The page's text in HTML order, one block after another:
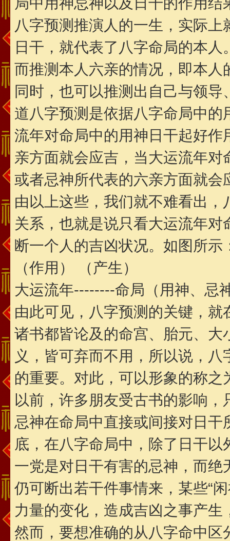
八字预测推演人的一生，实际
日干，就代表了八字命局的本
而推测本人六亲的情况，即本
同时，也可以推测出自己与领
道八字预测是依据八字命局中
流年对命局中的用神日干起好
亲方面就会应吉，当大运流年
或者忌神所代表的六亲方面就会
由以上这些，我们就不难看出
关系，也就是说只看大运流年
断一个人的吉凶状况。如图所示
（作用） （产生）
大运流年--------命局（用神、忌
由此可见，八字预测的关键，
诸书都皆论及的命宫、胎元、
义，皆可弃而不用，所以说，
的重要。对此，可以形象的称之
以前，许多朋友受古书的影响
忌神在命局中直接或间接对日
底，在八字命局中，除了日干
一党是对日干有害的忌神，而绝
仍可断出若干件事情来，某些“
力量的变化，造成吉凶之事产生
然而，要想准确的从八字命中